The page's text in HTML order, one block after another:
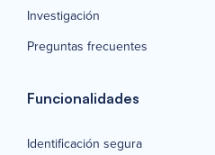
Investigación
Preguntas frecuentes
Funcionalidades
Identificación segura